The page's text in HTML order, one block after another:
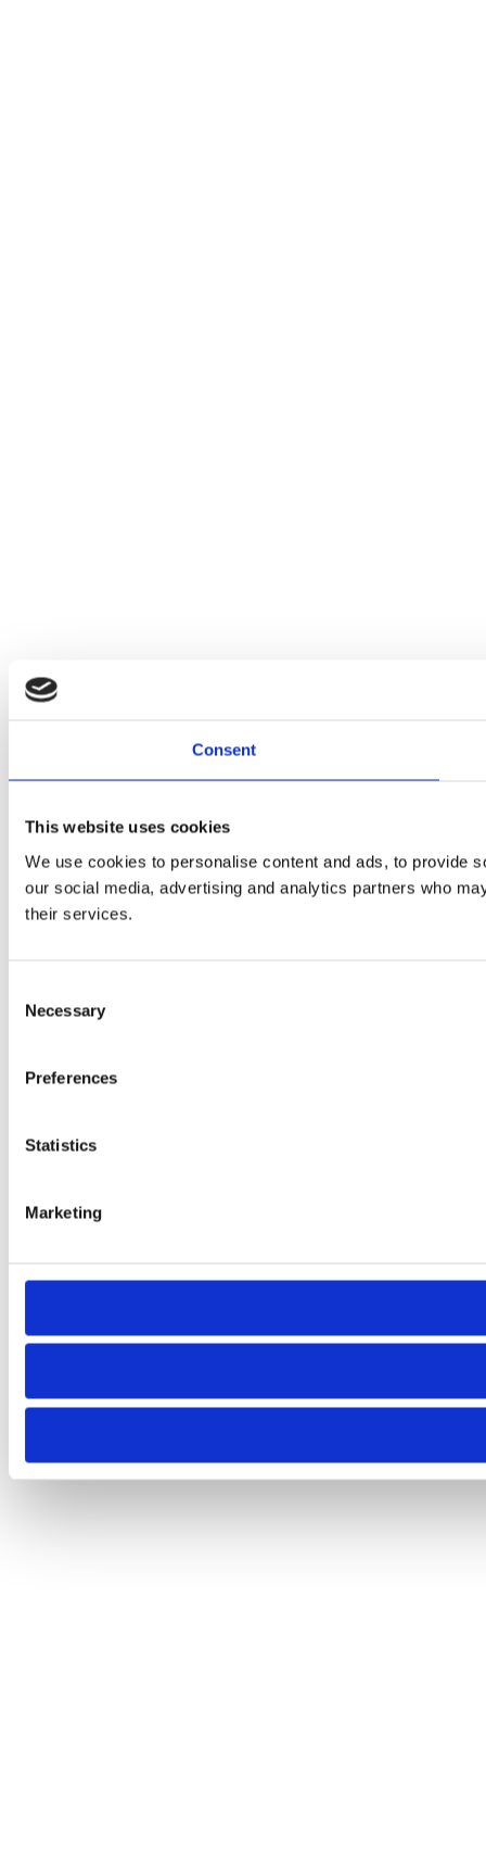
Consent
This website uses cookies
We use cookies to personalise content and ads, to provide
our social media, advertising and analytics partners who
their services.
Selection
Necessary
Preferences
Statistics
Marketing